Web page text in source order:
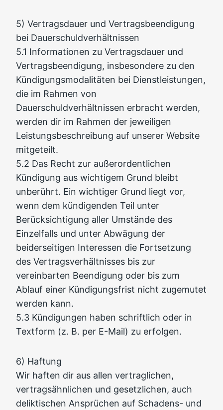
5) Vertragsdauer und Vertragsbeendigung
bei Dauerschuldverhältnissen
5.1 Informationen zu Vertragsdauer und
Vertragsbeendigung, insbesondere zu den
Kündigungsmodalitäten bei Dienstleistungen,
die im Rahmen von
Dauerschuldverhältnissen erbracht werden,
werden dir im Rahmen der jeweiligen
Leistungsbeschreibung auf unserer Website
mitgeteilt.
5.2 Das Recht zur außerordentlichen
Kündigung aus wichtigem Grund bleibt
unberührt. Ein wichtiger Grund liegt vor,
wenn dem kündigenden Teil unter
Berücksichtigung aller Umstände des
Einzelfalls und unter Abwägung der
beiderseitigen Interessen die Fortsetzung
des Vertragsverhältnisses bis zur
vereinbarten Beendigung oder bis zum
Ablauf einer Kündigungsfrist nicht zugemutet
werden kann.
5.3 Kündigungen haben schriftlich oder in
Textform (z. B. per E-Mail) zu erfolgen.
6) Haftung
Wir haften dir aus allen vertraglichen,
vertragsähnlichen und gesetzlichen, auch
deliktischen Ansprüchen auf Schadens- und